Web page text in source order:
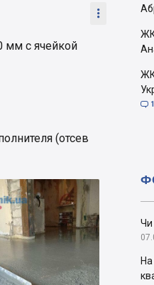

мм с ячейкой
(отсев
ЖК
ЖК

Чи